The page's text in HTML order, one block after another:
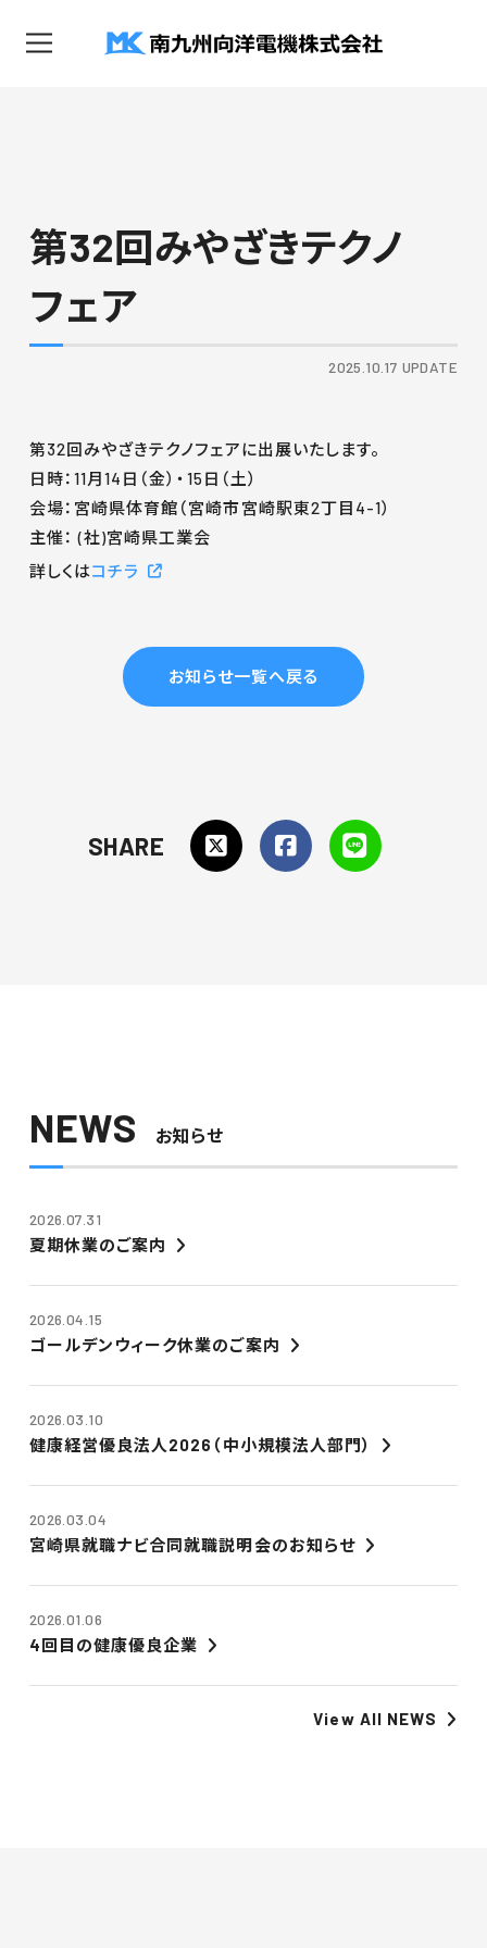
第32回みやざきテクノ
フェア
2025.10.17 UPDATE
第32回みやざきテクノフェアに出展いたします。
日時：11月14日（金）・15日（土）
会場：宮崎県体育館（宮崎市宮崎駅東2丁目4-1）
主催： (社)宮崎県工業会
詳しくはコチラ
お知らせ一覧へ戻る
SHARE
NEWS お知らせ
2026.07.31
夏期休業のご案内
2026.04.15
ゴールデンウィーク休業のご案内
2026.03.10
健康経営優良法人2026（中小規模法人部門）
2026.03.04
宮崎県就職ナビ合同就職説明会のお知らせ
2026.01.06
4回目の健康優良企業
View All NEWS